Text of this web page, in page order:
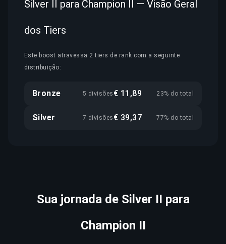
Silver II para Champion II — Visão Geral
dos Tiers
Este boost atravessa 2 tiers de rank com a seguinte
distribuição:
Bronze 5 divisões € 11,89 23% do total
Silver 7 divisões € 39,37 77% do total
Sua jornada de Silver II para
Champion II